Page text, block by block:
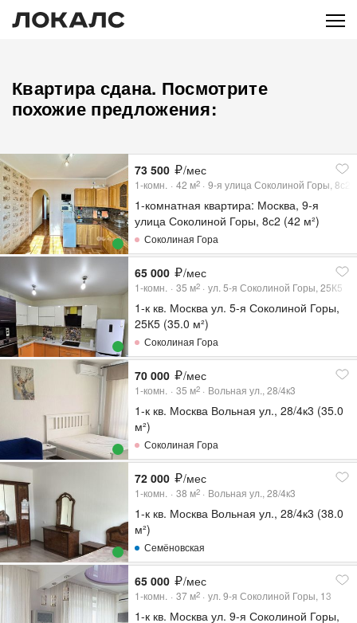
Квартира сдана. Посмотрите
похожие предложения:
73 500 /мес
1-комн. 42 м2 9-я улица Соколиной Горы, 8с2
1-комнатная квартира: Москва, 9-я
улица Соколиной Горы, 8с2 (42 м²)
Соколиная Гора
65 000 /мес
1-комн. 35 м2 ул. 5-я Соколиной Горы, 25К5
1-к кв. Москва ул. 5-я Соколиной Горы,
25К5 (35.0 м²)
Соколиная Гора
70 000 /мес
1-комн. 35 м2 Вольная ул., 28/4к3
1-к кв. Москва Вольная ул., 28/4к3 (35.0
м²)
Соколиная Гора
72 000 /мес
1-комн. 38 м2 Вольная ул., 28/4к3
1-к кв. Москва Вольная ул., 28/4к3 (38.0
м²)
Семёновская
65 000 /мес
1-комн. 37 м2 ул. 9-я Соколиной Горы, 13
1-к кв. Москва ул. 9-я Соколиной Горы,